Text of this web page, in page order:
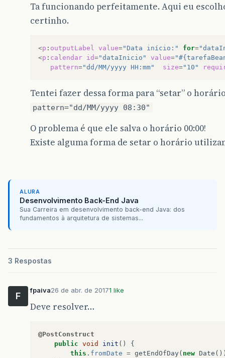
Ta funcionando perfeitamente. Aqui eu
certinho.
<p : outputLabel value="Data início:" for=
<p : calendar id="dataInicio" value=
pattern="dd/MM/yyyy HH:mm" size="10"
Tentei fazer dessa forma para “setar” o
pattern="dd/MM/yyyy 08:30"
O problema é que ele salva o horário 00:00!
Existe alguma forma de setar o horário
ALURA
Desenvolvimento Back-End Java
Sua Carreira em desenvolvimento back-end Java: dos
fundamentos à arquitetura de sistemas...
3 Respostas
F
fpaiva26 de abr. de 20171 like
Deve resolver…
@PostConstruct
public void init ()
{
this . fromDate = getEndOfDay( new Date